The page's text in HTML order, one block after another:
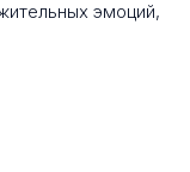
эмоций,